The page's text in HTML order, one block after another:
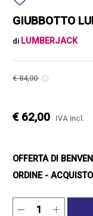
GIUBBOTTO
di LUMBERJACK
€ 84,00
€ 62,00 IVA incl.
OFFERTA DI
ORDINE -